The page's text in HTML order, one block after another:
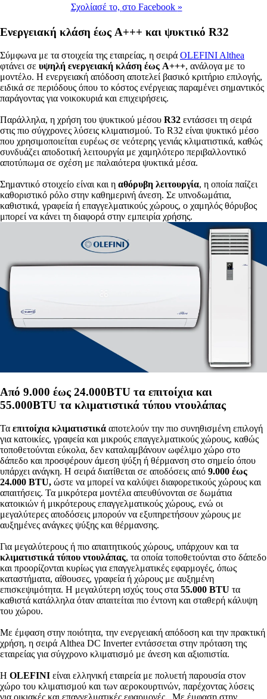
Σχολίασέ το, στο Facebook »
Ενεργειακή κλάση έως A+++ και ψυκτικό R32
Σύμφωνα με τα στοιχεία της εταιρείας, η σειρά OLEFINI Althea
φτάνει σε υψηλή ενεργειακή κλάση έως A+++, ανάλογα με το
μοντέλο. Η ενεργειακή απόδοση αποτελεί βασικό κριτήριο επιλογής,
ειδικά σε περιόδους όπου το κόστος ενέργειας παραμένει σημαντικός
παράγοντας για νοικοκυριά και επιχειρήσεις.
Παράλληλα, η χρήση του ψυκτικού μέσου R32 εντάσσει τη σειρά
στις πιο σύγχρονες λύσεις κλιματισμού. Το R32 είναι ψυκτικό μέσο
που χρησιμοποιείται ευρέως σε νεότερης γενιάς κλιματιστικά, καθώς
συνδυάζει αποδοτική λειτουργία με χαμηλότερο περιβαλλοντικό
αποτύπωμα σε σχέση με παλαιότερα ψυκτικά μέσα.
Σημαντικό στοιχείο είναι και η αθόρυβη λειτουργία, η οποία παίζει
καθοριστικό ρόλο στην καθημερινή άνεση. Σε υπνοδωμάτια,
καθιστικά, γραφεία ή επαγγελματικούς χώρους, ο χαμηλός θόρυβος
μπορεί να κάνει τη διαφορά στην εμπειρία χρήσης.
Από 9.000 έως 24.000BTU τα επιτοίχια και
55.000BTU τα κλιματιστικά τύπου ντουλάπας
Τα επιτοίχια κλιματιστικά αποτελούν την πιο συνηθισμένη επιλογή
για κατοικίες, γραφεία και μικρούς επαγγελματικούς χώρους, καθώς
τοποθετούνται εύκολα, δεν καταλαμβάνουν ωφέλιμο χώρο στο
δάπεδο και προσφέρουν άμεση ψύξη ή θέρμανση στο σημείο όπου
υπάρχει ανάγκη. Η σειρά διατίθεται σε αποδόσεις από 9.000 έως
24.000 BTU, ώστε να μπορεί να καλύψει διαφορετικούς χώρους και
απαιτήσεις. Τα μικρότερα μοντέλα απευθύνονται σε δωμάτια
κατοικιών ή μικρότερους επαγγελματικούς χώρους, ενώ οι
μεγαλύτερες αποδόσεις μπορούν να εξυπηρετήσουν χώρους με
αυξημένες ανάγκες ψύξης και θέρμανσης.
Για μεγαλύτερους ή πιο απαιτητικούς χώρους, υπάρχουν και τα
κλιματιστικά τύπου ντουλάπας, τα οποία τοποθετούνται στο δάπεδο
και προορίζονται κυρίως για επαγγελματικές εφαρμογές, όπως
καταστήματα, αίθουσες, γραφεία ή χώρους με αυξημένη
επισκεψιμότητα. Η μεγαλύτερη ισχύς τους στα 55.000 BTU τα
καθιστά κατάλληλα όταν απαιτείται πιο έντονη και σταθερή κάλυψη
του χώρου.
Με έμφαση στην ποιότητα, την ενεργειακή απόδοση και την πρακτική
χρήση, η σειρά Althea DC Inverter εντάσσεται στην πρόταση της
εταιρείας για σύγχρονο κλιματισμό με άνεση και αξιοπιστία.
Η OLEFINI είναι ελληνική εταιρεία με πολυετή παρουσία στον
χώρο του κλιματισμού και των αεροκουρτινών, παρέχοντας λύσεις
για οικιακές και επαγγελματικές εφαρμογές. Με έμφαση στην